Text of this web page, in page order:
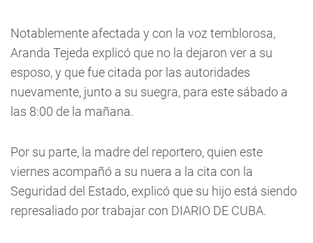
Notablemente afectada y con la voz temblorosa,
Aranda Tejeda explicó que no la dejaron ver a su
esposo, y que fue citada por las autoridades
nuevamente, junto a su suegra, para este sábado a
las 8:00 de la mañana.
Por su parte, la madre del reportero, quien este
viernes acompañó a su nuera a la cita con la
Seguridad del Estado, explicó que su hijo está siendo
represaliado por trabajar con DIARIO DE CUBA.